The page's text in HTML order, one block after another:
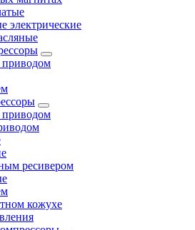
электрические
ресивером
кожухе